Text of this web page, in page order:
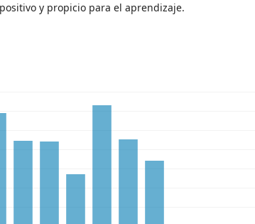
y propicio para el aprendizaje.